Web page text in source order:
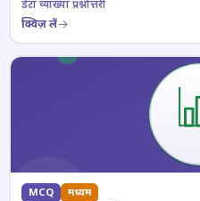
डेटा व्याख्या प्रश्नोत्तरी
क्विज़ लें
MCQ मध्यम